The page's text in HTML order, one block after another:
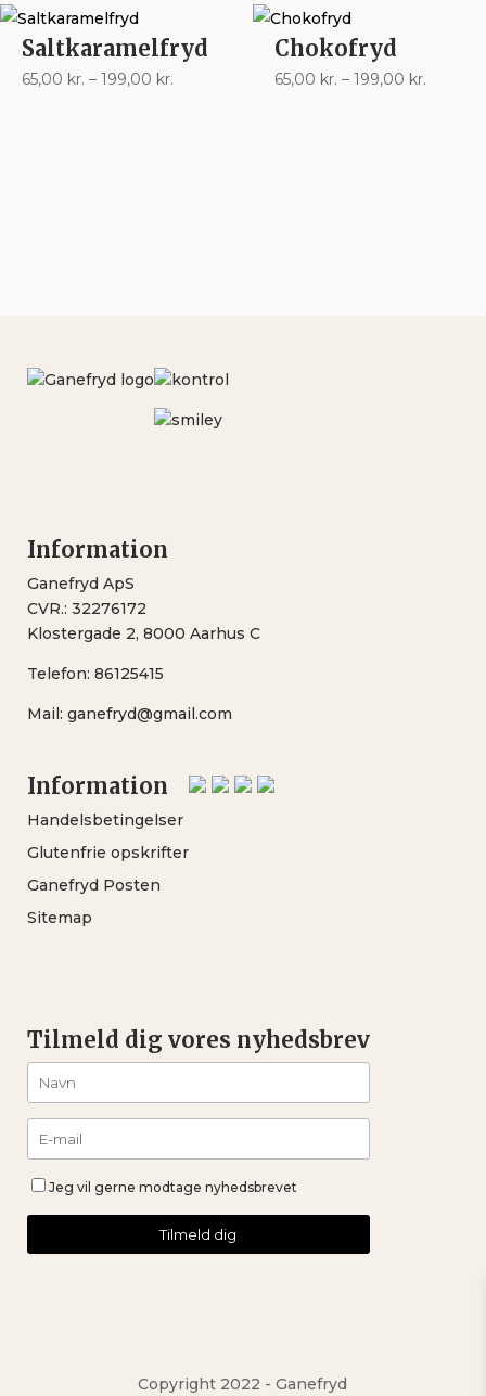
Saltkaramelfryd
65,00 kr. – 199,00 kr.
Chokofryd
65,00 kr. – 199,00 kr.
Information
Ganefryd ApS
CVR.: 32276172
Klostergade 2, 8000 Aarhus C
Telefon: 86125415
Mail: ganefryd@gmail.com
Information
Handelsbetingelser
Glutenfrie opskrifter
Ganefryd Posten
Sitemap
Tilmeld dig vores nyhedsbrev
Jeg vil gerne modtage nyhedsbrevet
Copyright 2022 - Ganefryd